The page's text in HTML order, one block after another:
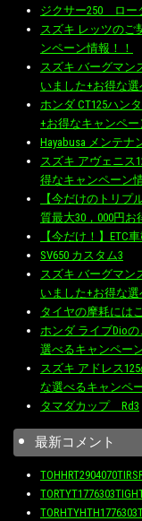
ジクサー250 ロー
スズキ レッツのご
ンペーン情報！！
スズキ バーグマン
いました+お得な
ホンダ CT125ハン
+お得なキャンペー
Hayabusa メンテナ
スズキ アヴェニス
得なキャンペーン
【今だけのトリプ
質最大30，000円
【今だけ！】ETC
SV650 カスタム3
スズキ バーグマン
いました+お得な
タイヤの摩耗には
ホンダ ライブDio
選べるキャンペー
スズキ アドレス
な選べるキャンペ
タマダカップ Rd3
最新コメント